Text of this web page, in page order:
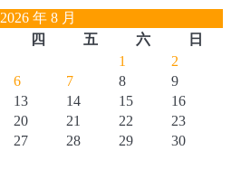
2026 年 8 月
四 五 六
日
1
2
6 7 8
9
13 14 15
16
20 21 22
23
27 28 29
30